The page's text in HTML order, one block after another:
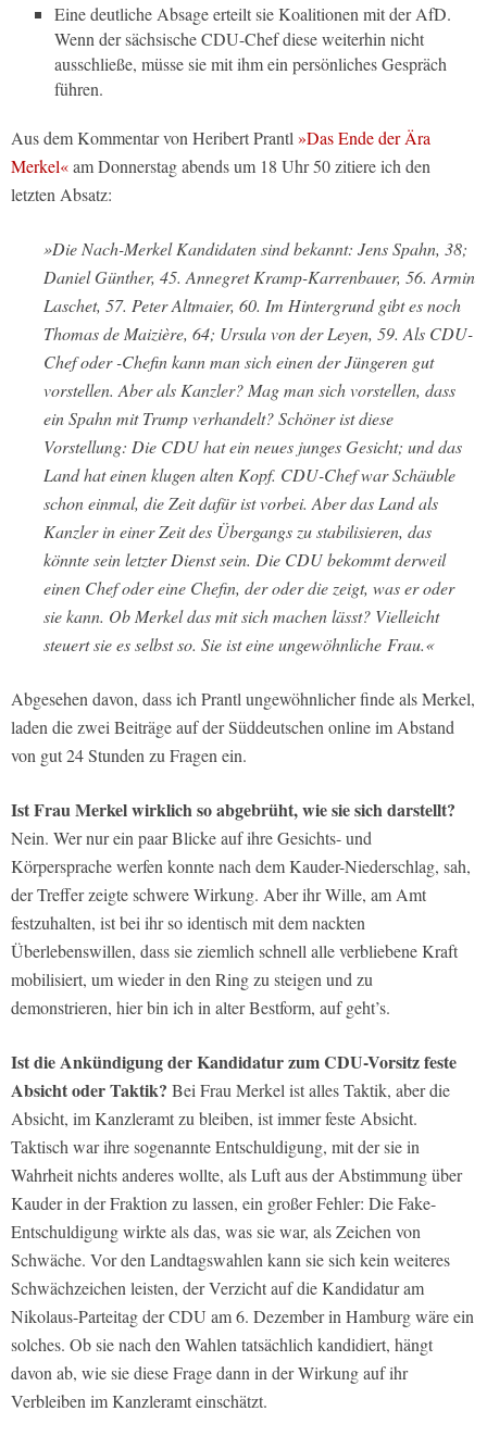
Eine deutliche Absage erteilt sie Koalitionen mit der AfD.
Wenn der sächsische CDU-Chef diese weiterhin nicht
ausschließe, müsse sie mit ihm ein persönliches Gespräch
führen.
Aus dem Kommentar von Heribert Prantl »Das Ende der Ära
Merkel«am Donnerstag abends um 18 Uhr 50 zitiere ich den
letzten Absatz:
»Die Nach-Merkel Kandidaten sind bekannt: Jens Spahn, 38;
Daniel Günther, 45. Annegret Kramp-Karrenbauer, 56. Armin
Laschet, 57. Peter Altmaier, 60. Im Hintergrund gibt es noch
Thomas de Maizière, 64; Ursula von der Leyen, 59. Als CDU-
Chef oder -Chefin kann man sich einen der Jüngeren gut
vorstellen. Aber als Kanzler? Mag man sich vorstellen, dass
ein Spahn mit Trump verhandelt? Schöner ist diese
Vorstellung: Die CDU hat ein neues junges Gesicht; und das
Land hat einen klugen alten Kopf. CDU-Chef war Schäuble
schon einmal, die Zeit dafür ist vorbei. Aber das Land als
Kanzler in einer Zeit des Übergangs zu stabilisieren, das
könnte sein letzter Dienst sein. Die CDU bekommt derweil
einen Chef oder eine Chefin, der oder die zeigt, was er oder
sie kann. Ob Merkel das mit sich machen lässt? Vielleicht
steuert sie es selbst so. Sie ist eine ungewöhnliche Frau.«
Abgesehen davon, dass ich Prantl ungewöhnlicher finde als Merkel,
laden die zwei Beiträge auf der Süddeutschen online im Abstand
von gut 24 Stunden zu Fragen ein.
Ist Frau Merkel wirklich so abgebrüht, wie sie sich darstellt?
Nein. Wer nur ein paar Blicke auf ihre Gesichts- und
Körpersprache werfen konnte nach dem Kauder-Niederschlag, sah,
der Treffer zeigte schwere Wirkung. Aber ihr Wille, am Amt
festzuhalten, ist bei ihr so identisch mit dem nackten
Überlebenswillen, dass sie ziemlich schnell alle verbliebene Kraft
mobilisiert, um wieder in den Ring zu steigen und zu
demonstrieren, hier bin ich in alter Bestform, auf geht’s.
Ist die Ankündigung der Kandidatur zum CDU-Vorsitz feste
Absicht oder Taktik? Bei Frau Merkel ist alles Taktik, aber die
Absicht, im Kanzleramt zu bleiben, ist immer feste Absicht.
Taktisch war ihre sogenannte Entschuldigung, mit der sie in
Wahrheit nichts anderes wollte, als Luft aus der Abstimmung über
Kauder in der Fraktion zu lassen, ein großer Fehler: Die Fake-
Entschuldigung wirkte als das, was sie war, als Zeichen von
Schwäche. Vor den Landtagswahlen kann sie sich kein weiteres
Schwächzeichen leisten, der Verzicht auf die Kandidatur am
Nikolaus-Parteitag der CDU am 6. Dezember in Hamburg wäre ein
solches. Ob sie nach den Wahlen tatsächlich kandidiert, hängt
davon ab, wie sie diese Frage dann in der Wirkung auf ihr
Verbleiben im Kanzleramt einschätzt.